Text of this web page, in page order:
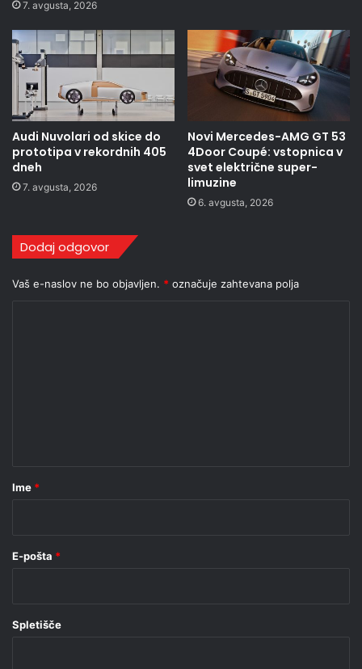
7. avgusta, 2026
Audi Nuvolari od skice do
prototipa v rekordnih 405
dneh
7. avgusta, 2026
Novi Mercedes-AMG GT 53
4Door Coupé: vstopnica v
svet električne super-
limuzine
6. avgusta, 2026
Dodaj odgovor
Vaš e-naslov ne bo objavljen. * označuje zahtevana polja
r
Ime *
E-pošta *
Spletišče